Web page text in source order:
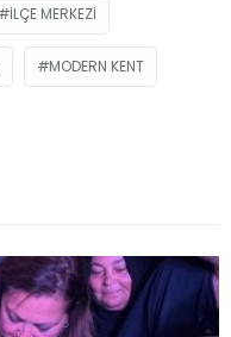
İLÇE MERKEZI
MODERN KENT